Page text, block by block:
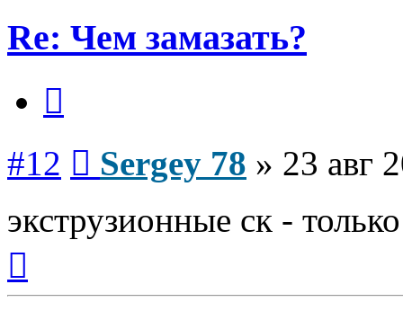
Re: Чем замазать?
#12 Sergey 78 » 23 авг
экструзионные ск -
началу